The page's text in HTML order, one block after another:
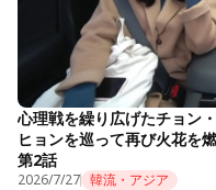
心理戦を繰り広げたチョン
ヒョンを巡って再び火花を
第2話
2026/7/27 韓流・アジア